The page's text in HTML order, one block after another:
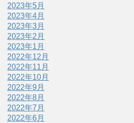
2023年5月
2023年4月
2023年3月
2023年2月
2023年1月
2022年12月
2022年11月
2022年10月
2022年9月
2022年8月
2022年7月
2022年6月